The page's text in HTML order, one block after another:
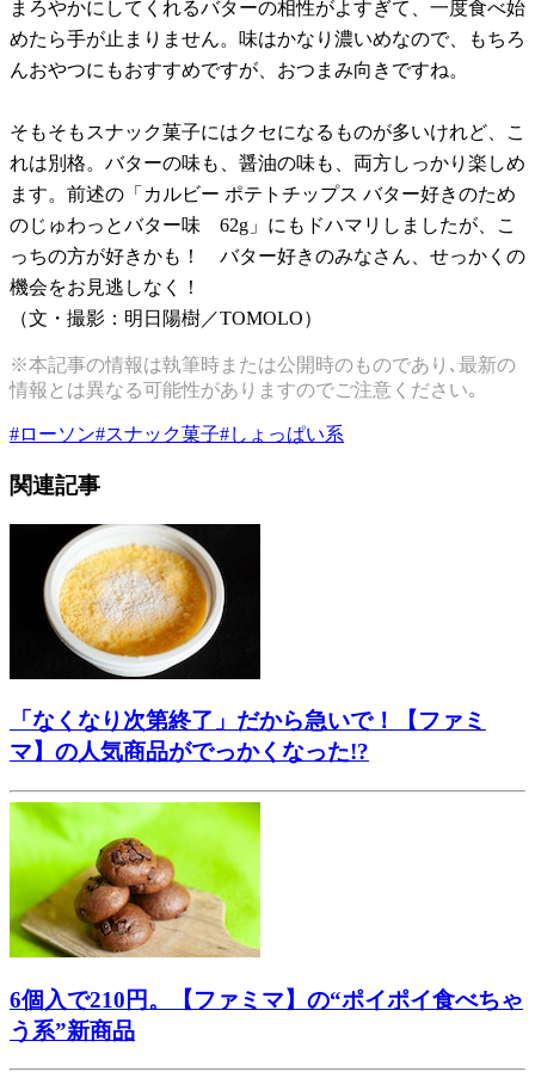
まろやかにしてくれるバターの相性がよすぎて、一度食べ始
めたら手が止まりません。味はかなり濃いめなので、もちろ
んおやつにもおすすめですが、おつまみ向きですね。
そもそもスナック菓子にはクセになるものが多いけれど、こ
れは別格。バターの味も、醤油の味も、両方しっかり楽しめ
ます。前述の「カルビー ポテトチップス バター好きのため
のじゅわっとバター味 62g」にもドハマリしましたが、こ
っちの方が好きかも！ バター好きのみなさん、せっかくの
機会をお見逃しなく！
（文・撮影：明日陽樹／TOMOLO）
※本記事の情報は執筆時または公開時のものであり､最新の
情報とは異なる可能性がありますのでご注意ください｡
#ローソン#スナック菓子#しょっぱい系
関連記事
「なくなり次第終了」だから急いで！【ファミ
マ】の人気商品がでっかくなった!?
6個入で210円。【ファミマ】の“ポイポイ食べちゃ
う系”新商品